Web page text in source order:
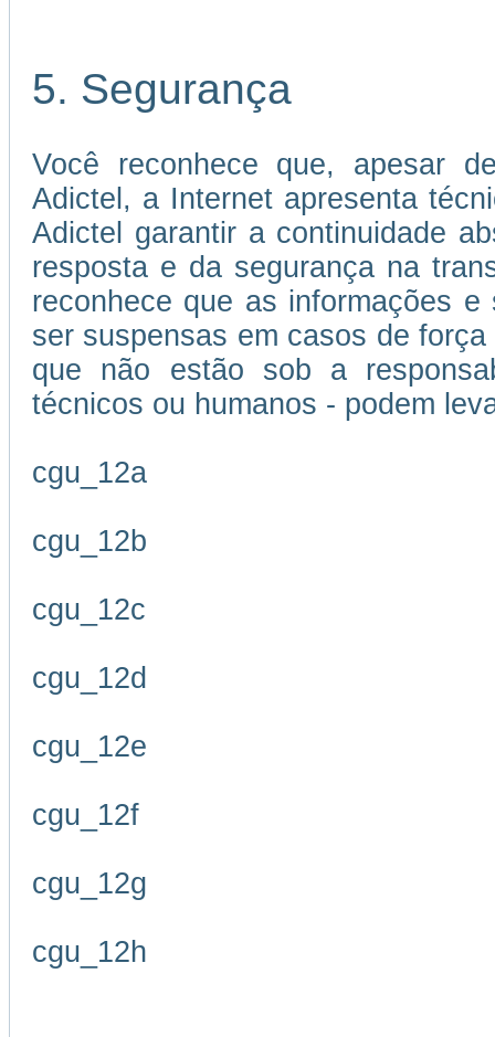
5. Segurança
Você reconhece que, apesar
Adictel, a Internet apresenta
Adictel garantir a continuidade
resposta e da segurança na
reconhece que as informações
ser suspensas em casos de
que não estão sob a
técnicos ou humanos - podem
cgu_12a
cgu_12b
cgu_12c
cgu_12d
cgu_12e
cgu_12f
cgu_12g
cgu_12h